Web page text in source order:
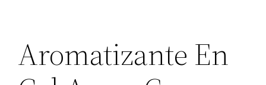
Aromatizante En